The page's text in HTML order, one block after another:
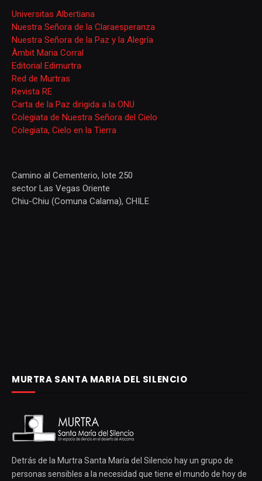
Universitas Albertiana
Nuestra Señora de la Claraesperanza
Nuestra Señora de la Paz y la Alegría
Àmbit Maria Corral
Editorial Edimurtra
Red de Murtras
Revista RE
Carta de la Paz dirigida a la ONU
Colegiata de Nuestra Señora del Cielo
Colegiata, Cielo en la Tierra
Camino al Cementerio, lote 250
sector Las Vegas Oriente
Chiu-Chiu (Comuna Calama), CHILE
MURTRA SANTA MARIA DEL SILENCIO
Detrás de la Murtra Santa María del Silencio hay un grupo de
personas sensibles a la necesidad que tiene el mundo de hoy de